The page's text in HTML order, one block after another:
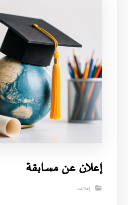
إعلان عن مسابقة
إعلانات